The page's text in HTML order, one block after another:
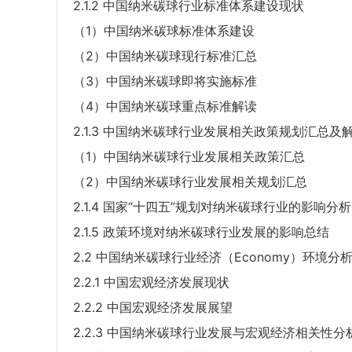
2.1.2 中国纳米碳球行业标准体系建设现状
（1）中国纳米碳球标准体系建设
（2）中国纳米碳球现行标准汇总
（3）中国纳米碳球即将实施标准
（4）中国纳米碳球重点标准解读
2.1.3 中国纳米碳球行业发展相关政策规划汇总及
（1）中国纳米碳球行业发展相关政策汇总
（2）中国纳米碳球行业发展相关规划汇总
2.1.4 国家“十四五”规划对纳米碳球行业的影响分析
2.1.5 政策环境对纳米碳球行业发展的影响总结
2.2 中国纳米碳球行业经济（Economy）环境分析
2.2.1 中国宏观经济发展现状
2.2.2 中国宏观经济发展展望
2.2.3 中国纳米碳球行业发展与宏观经济相关性分